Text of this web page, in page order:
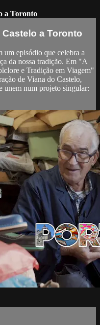
a Toronto
a Toronto
um episódio que celebra a
da nossa tradição. Em "A
e Tradição em Viagem"
de Viana do Castelo,
unem num projeto singular: